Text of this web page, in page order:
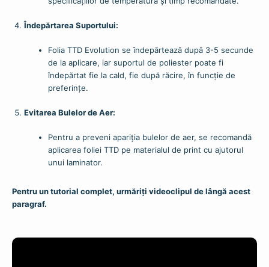
Îndepărtarea Suportului:
Folia TTD Evolution se îndepărtează după 3-5 secunde
de la aplicare, iar suportul de poliester poate fi
îndepărtat fie la cald, fie după răcire, în funcție de
preferințe.
Evitarea Bulelor de Aer:
Pentru a preveni apariția bulelor de aer, se recomandă
aplicarea foliei TTD pe materialul de print cu ajutorul
unui laminator.
Pentru un tutorial complet, urmăriți videoclipul de lângă acest
paragraf.